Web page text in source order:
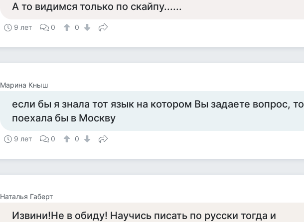
А то видимся только по скайпу......
9 лет 0 0
Марина Кныш
если бы я знала тот язык на котором Вы задаете вопрос, то
поехала бы в Москву
9 лет 0 0
Наталья Габерт
Извини!Не в обиду! Научись писать по русски тогда и